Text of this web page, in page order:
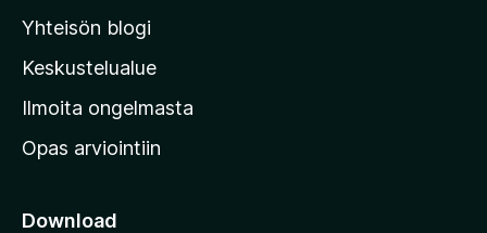
a
n
v
r
k
Yhteisön blogi
Keskustelualue
Ilmoita ongelmasta
Opas arviointiin
Download